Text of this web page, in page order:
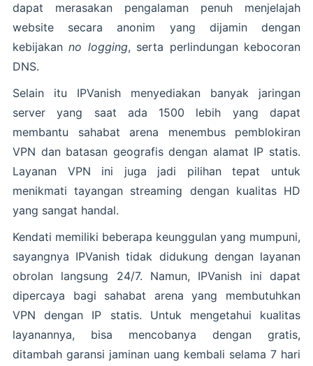
dapat merasakan pengalaman penuh menjelajah
website secara anonim yang dijamin dengan
kebijakanno logging, serta perlindungan kebocoran
DNS.
Selain itu IPVanish menyediakan banyak jaringan
server yang saat ada 1500 lebih yang dapat
membantu sahabat arena menembus pemblokiran
VPN dan batasan geografis dengan alamat IP statis.
Layanan VPN ini juga jadi pilihan tepat untuk
menikmati tayangan streaming dengan kualitas HD
yang sangat handal.
Kendati memiliki beberapa keunggulan yang mumpuni,
sayangnya IPVanish tidak didukung dengan layanan
obrolan langsung 24/7. Namun, IPVanish ini dapat
dipercaya bagi sahabat arena yang membutuhkan
VPN dengan IP statis. Untuk mengetahui kualitas
layanannya, bisa mencobanya dengan gratis,
ditambah garansi jaminan uang kembali selama 7 hari